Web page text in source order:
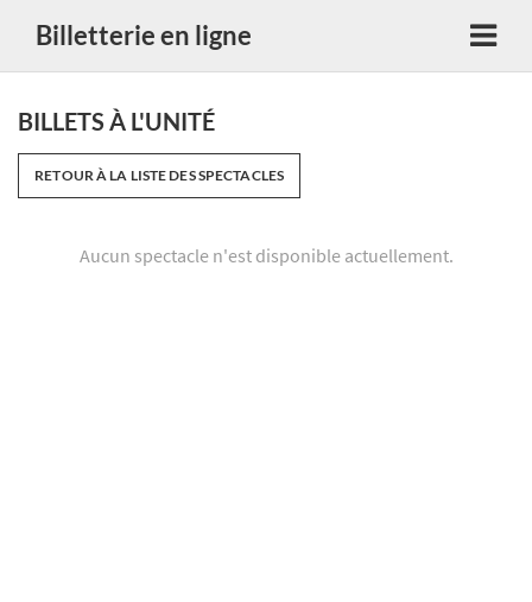
Billetterie en ligne
BILLETS À L'UNITÉ
RETOUR À LA LISTE DES SPECTACLES
Aucun spectacle n'est disponible actuellement.